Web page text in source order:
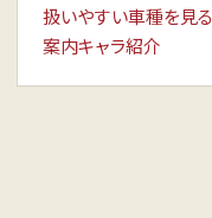
扱いやすい車種を見る
案内キャラ紹介